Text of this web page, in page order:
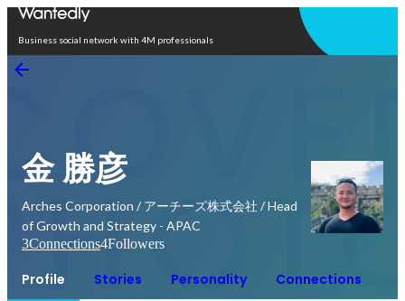
Business social network with 4M professionals
金 勝彦
Arches Corporation / アーチーズ株式会社 / Head
of Growth and Strategy - APAC
3Connections4Followers
Profile Stories Personality Connections